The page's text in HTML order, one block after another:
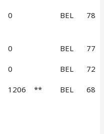
0 BEL 78
0 BEL 77
0 BEL 72
1206 ** BEL 68